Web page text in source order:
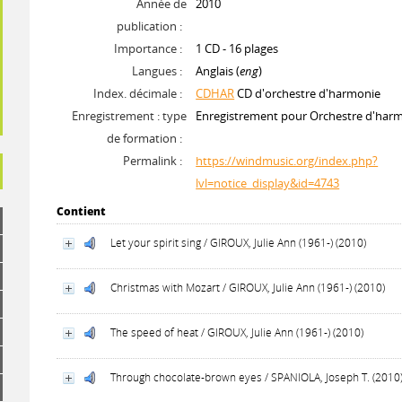
Année de
publication :
2010
Importance :
1 CD - 16 plages
Langues :
Anglais (eng)
Index. décimale :
CDHARCD d'orchestre d'harmonie
Enregistrement : type
de formation :
Enregistrement pour Orchestre
Permalink :
https://windmusic.org/index.php?
lvl=notice_display&id=4743
Contient
Let your spirit sing / GIROUX, Julie Ann (1961-) (2010)
Christmas with Mozart / GIROUX, Julie Ann (1961-) (2010)
The speed of heat / GIROUX, Julie Ann (1961-) (2010)
Through chocolate-brown eyes / SPANIOLA, Joseph T. (2010)